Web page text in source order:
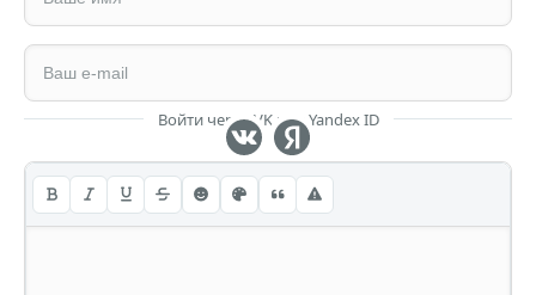
Войти через VK или Yandex ID